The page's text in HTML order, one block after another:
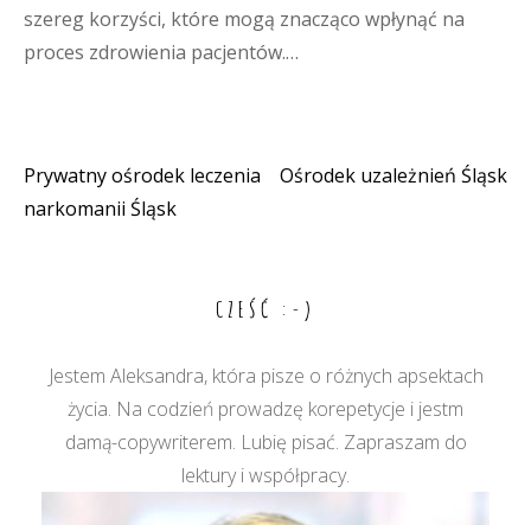
szereg korzyści, które mogą znacząco wpłynąć na
proces zdrowienia pacjentów.…
Nawigacja
Prywatny ośrodek leczenia
narkomanii Śląsk
Ośrodek uzależnień Śląsk
CZEŚĆ :-)
Jestem Aleksandra, która pisze o różnych apsektach
życia. Na codzień prowadzę korepetycje i jestm
damą-copywriterem. Lubię pisać. Zapraszam do
lektury i współpracy.